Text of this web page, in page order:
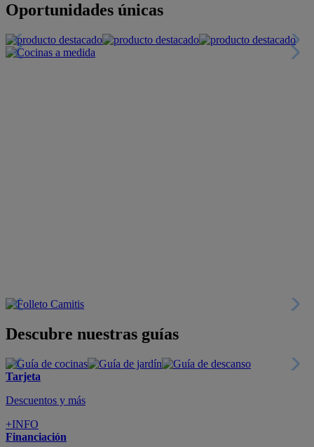
Oportunidades únicas
Descubre nuestras guías
Tarjeta
Descuentos y más
+INFO
Financiación